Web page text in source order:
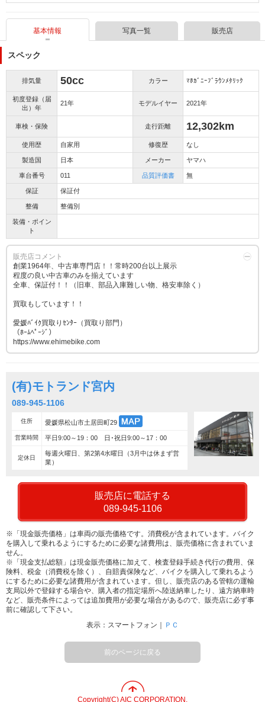
基本情報 写真一覧 販売店
スペック
排気量 50cc カラー ﾏﾎｶﾞﾆｰﾌﾞﾗｳﾝﾒﾀﾘｯｸ
初度登録（届
出）年
21年 モデルイヤー 2021年
車検・保険 走行距離 12,302km
使用歴 自家用 修復歴 なし
製造国 日本 メーカー ヤマハ
車台番号 011 品質評価書 無
保証 保証付
整備 整備別
装備・ポイン
ト
販売店コメント
創業1964年、中古車専門店！！常時200台以上展示
程度の良い中古車のみを揃えています
全車、保証付！！（旧車、部品入庫難しい物、格安車除く）
買取もしています！！
愛媛ﾊﾞｲｸ買取りｾﾝﾀｰ（買取り部門）
（ﾎｰﾑﾍﾟｰｼﾞ）
https://www.ehimebike.com
(有)モトランド宮内
089-945-1106
住所 愛媛県松山市土居田町29
営業時間 平日9:00～19：00 日･祝日9:00～17：00
定休日
毎週火曜日、第2第4水曜日（3月中は休まず営
業）
販売店に電話する
089-945-1106
※「現金販売価格」は車両の販売価格です。消費税が含まれています。バイク
を購入して乗れるようにするために必要な諸費用は、販売価格に含まれていま
せん。
※「現金支払総額」は現金販売価格に加えて、検査登録手続き代行の費用、保
険料、税金（消費税を除く）、自賠責保険など、バイクを購入して乗れるよう
にするために必要な諸費用が含まれています。但し、販売店のある管轄の運輸
支局以外で登録する場合や、購入者の指定場所へ陸送納車したり、遠方納車時
など、販売条件によっては追加費用が必要な場合があるので、販売店に必ず事
前に確認して下さい。
表示：スマートフォン｜
ＰＣ
前のページに戻る
Copyright(C) AIC CORPORATION.